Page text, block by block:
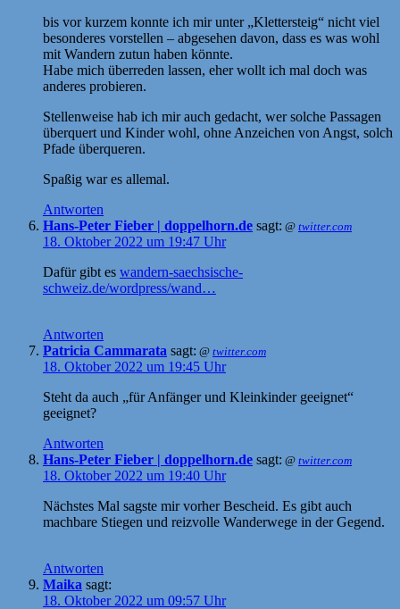
bis vor kurzem konnte ich mir unter „Klettersteig“ nicht viel
besonderes vorstellen – abgesehen davon, dass es was wohl
mit Wandern zutun haben könnte.
Habe mich überreden lassen, eher wollt ich mal doch was
anderes probieren.
Stellenweise hab ich mir auch gedacht, wer solche Passagen
überquert und Kinder wohl, ohne Anzeichen von Angst, solch
Pfade überqueren.
Spaßig war es allemal.
Antworten
Hans-Peter Fieber | doppelhorn.de sagt: @ twitter.com
18. Oktober 2022 um 19:47 Uhr
Dafür gibt es wandern-saechsische-
schweiz.de/wordpress/wand…
Antworten
Patricia Cammarata sagt: @ twitter.com
18. Oktober 2022 um 19:45 Uhr
Steht da auch „für Anfänger und Kleinkinder geeignet“
geeignet?
Antworten
Hans-Peter Fieber | doppelhorn.de sagt: @ twitter.com
18. Oktober 2022 um 19:40 Uhr
Nächstes Mal sagste mir vorher Bescheid. Es gibt auch
machbare Stiegen und reizvolle Wanderwege in der Gegend.
Antworten
Maika sagt:
18. Oktober 2022 um 09:57 Uhr